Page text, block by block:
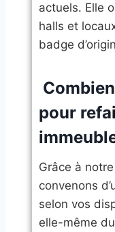
actuels. Elle
halls et
badge
pour
Grâce à
convenons
selon vos
elle-même